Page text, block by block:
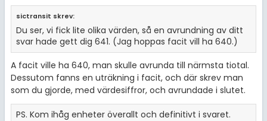
sictransit skrev:
Du ser, vi fick lite olika värden, så en avrundning av ditt
svar hade gett dig 641. (Jag hoppas facit vill ha 640.)
A facit ville ha 640, man skulle avrunda till närmsta tiotal.
Dessutom fanns en uträkning i facit, och där skrev man
som du gjorde, med värdesiffror, och avrundade i slutet.
PS. Kom ihåg enheter överallt och definitivt i svaret.